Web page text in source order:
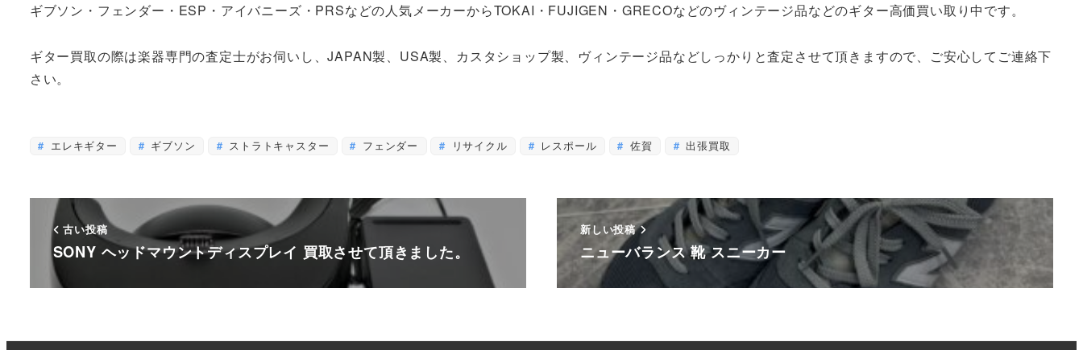
ギブソン・フェンダー・ESP・アイバニーズ・PRSなどの人気メーカーからTOKAI・FUJIGEN・GRECOなどのヴィンテージ品などのギター高価買い取り中です。
ギター買取の際は楽器専門の査定士がお伺いし、JAPAN製、USA製、カスタショップ製、ヴィンテージ品などしっかりと査定させて頂きますので、ご安心してご連絡下
さい。
エレキギター ギブソン ストラトキャスター フェンダー リサイクル レスポール 佐賀 出張買取
古い投稿
SONY ヘッドマウントディスプレイ 買取させて頂きました。
新しい投稿
ニューバランス 靴 スニーカー